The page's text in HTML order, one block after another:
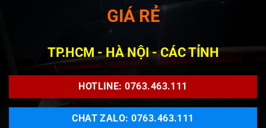
GIÁ RẺ
TP.HCM - HÀ NỘI - CÁC TỈNH
HOTLINE: 0763.463.111
CHAT ZALO: 0763.463.111